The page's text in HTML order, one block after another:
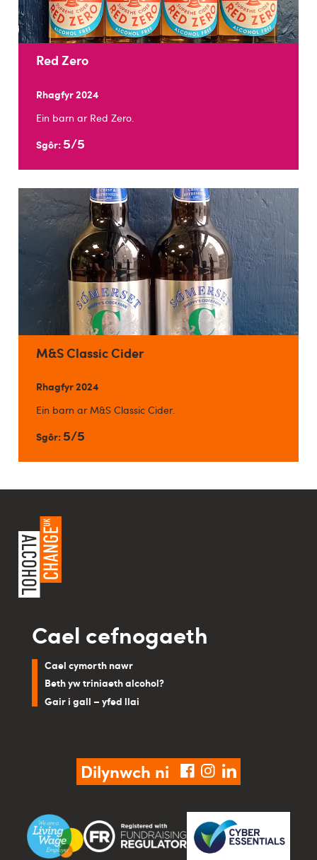
Red Zero
Rhagfyr 2024
Ein barn ar Red Zero.
Sgôr: 5/5
M&S Classic Cider
Rhagfyr 2024
Ein barn ar M&S Classic Cider.
Sgôr: 5/5
Cael cefnogaeth
Cael cymorth nawr
Beth yw triniaeth alcohol?
Gair i gall – yfed llai
Dilynwch ni facebook
instagram
linkedin